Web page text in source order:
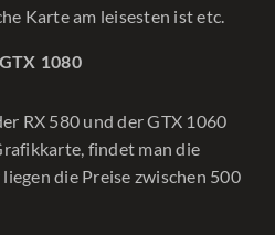
Karte am leisesten ist etc.
1080
RX 580 und der GTX 1060
findet man die
die Preise zwischen 500